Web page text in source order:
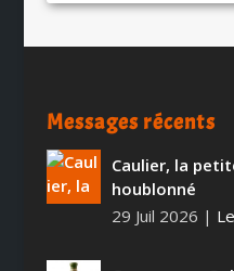
Messages récents
Caulier, la
houblonné
29 Juil 2026 |